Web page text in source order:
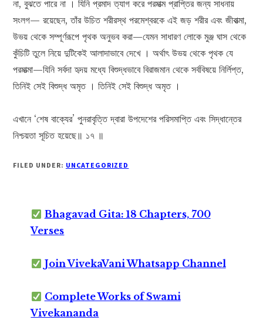
না, বুঝতে পারে না । যিনি প্রমাদ ত্যাগ করে পরমাত্ম প্রাপ্তির জন্য সাধনায়
সংলগ— রয়েছেন, তাঁর উচিত শরীরস্থ পরমেশ্বরকে এই জড় শরীর এবং জীবাত্মা,
উভয় থেকে সম্পূর্ণরূপে পৃথক অনুভব করা—যেমন সাধারণ লোকে মুঞ্জ ঘাস থেকে
কুঁচিটি তুলে নিয়ে দুটিকেই আলাদাভাবে দেখে । অর্থাৎ উভয় থেকে পৃথক যে
পরমাত্মা—যিনি সর্বদা হৃদয় মধ্যে বিশুদ্ধভাবে বিরাজমান থেকে সর্ববিষয়ে নির্লিপ্ত,
তিনিই সেই বিশুদ্ধ অমৃত । তিনিই সেই বিশুদ্ধ অমৃত ।
এখানে ‘শেষ বাক্যের’ পুনরাবৃত্তি দ্বারা উপদেশের পরিসমাপ্তি এবং সিদ্ধান্তের
নিশ্চয়তা সূচিত হয়েছে॥ ১৭ ॥
FILED UNDER: UNCATEGORIZED
Bhagavad Gita: 18 Chapters, 700
Verses
Join VivekaVani Whatsapp Channel
Complete Works of Swami
Vivekananda